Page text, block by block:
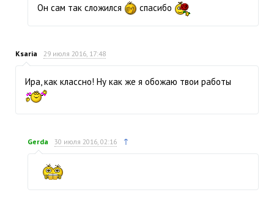
Он сам так сложился спасибо
Ksaria 29 июля 2016, 17:48
Ира, как классно! Ну как же я обожаю твои работы
Gerda 30 июля 2016, 02:16 ↑